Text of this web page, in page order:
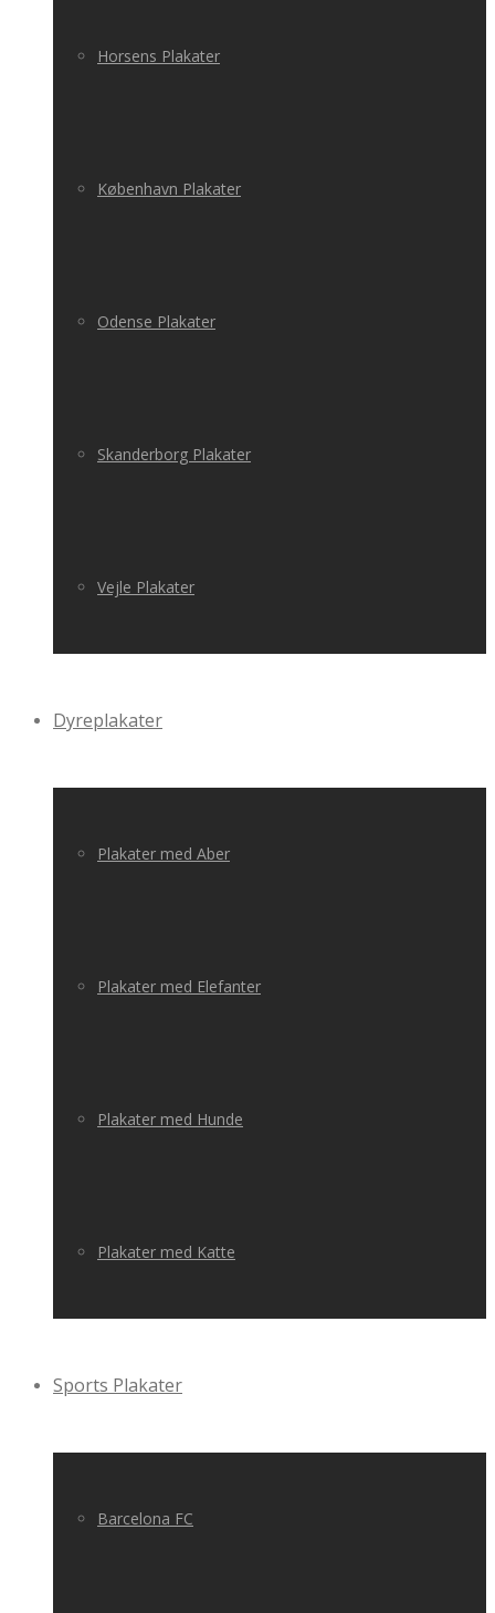
Horsens Plakater
København Plakater
Odense Plakater
Skanderborg Plakater
Vejle Plakater
Dyreplakater
Plakater med Aber
Plakater med Elefanter
Plakater med Hunde
Plakater med Katte
Sports Plakater
Barcelona FC